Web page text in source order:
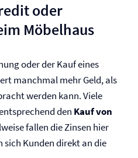
oder
Möbelhaus
oder der Kauf eines
manchmal mehr Geld, als
werden kann. Viele
den Kauf von
fallen die Zinsen hier
sich Kunden direkt an die